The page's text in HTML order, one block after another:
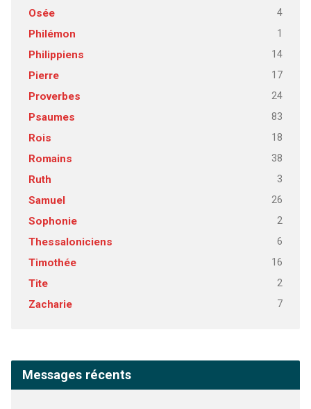
Osée 4
Philémon 1
Philippiens 14
Pierre 17
Proverbes 24
Psaumes 83
Rois 18
Romains 38
Ruth 3
Samuel 26
Sophonie 2
Thessaloniciens 6
Timothée 16
Tite 2
Zacharie 7
Messages récents